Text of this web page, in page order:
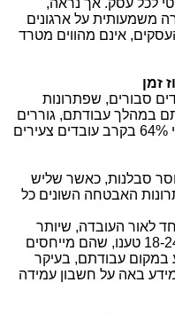
לכל עסק. אך נראה,
משמעותית על ארגונים
אינם מהווים מטרד
זמן
סבורים, שפתרונות
במהלך עבודתם, גוררים
ללא מעט "בזבוז זמן", נתון שעולה לכדי 64% בקרב עובדים צעירים
סבלנות, כאשר שליש
האבטחה השונים כל
לאור העובדה, שיותר
ממחצית (54%) מהעובדים בגילאים 18-24 טענו, שהם מייחסים
עבודתם, בעיקר
באה על חשבון עמידה